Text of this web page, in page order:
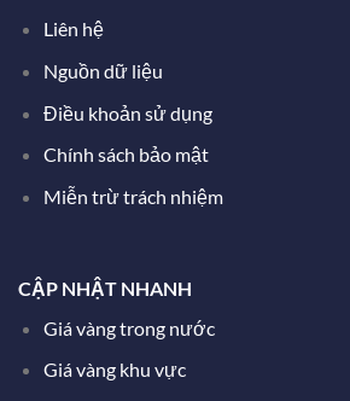
Liên hệ
Nguồn dữ liệu
Điều khoản sử dụng
Chính sách bảo mật
Miễn trừ trách nhiệm
CẬP NHẬT NHANH
Giá vàng trong nước
Giá vàng khu vực